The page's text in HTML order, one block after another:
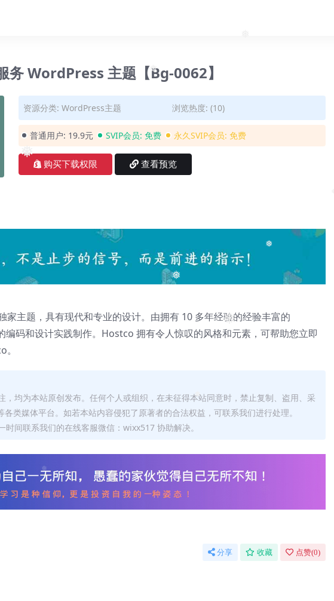
❅
❅
❅
❅
❅
WordPress 主题【Bg-0062】
资源分类: WordPress主题 浏览热度: (10)
普通用户: 19.9元 SVIP会员: 免费 永久SVIP会员: 免费
购买下载权限 查看预览
家主题，具有现代和专业的设计。由拥有 10 多年经验的经验丰富的
码和设计实践制作。Hostco 拥有令人惊叹的风格和元素，可帮助您立即
，均为本站原创发布。任何个人或组织，在未征得本站同意时，禁止复制、盗用、采
类媒体平台。如若本站内容侵犯了原著者的合法权益，可联系我们进行处理。
间联系我们的在线客服微信：wixx517 协助解决。
分享 收藏 点赞(0)